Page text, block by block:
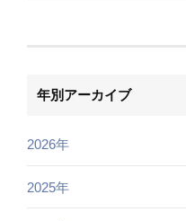
年別アーカイブ
2026年
2025年